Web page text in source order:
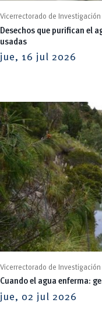
Vicerrectorado de Investigación
Desechos que purifican el
usadas
jue, 16 jul 2026
Vicerrectorado de Investigación
Cuando el agua enferma:
jue, 02 jul 2026